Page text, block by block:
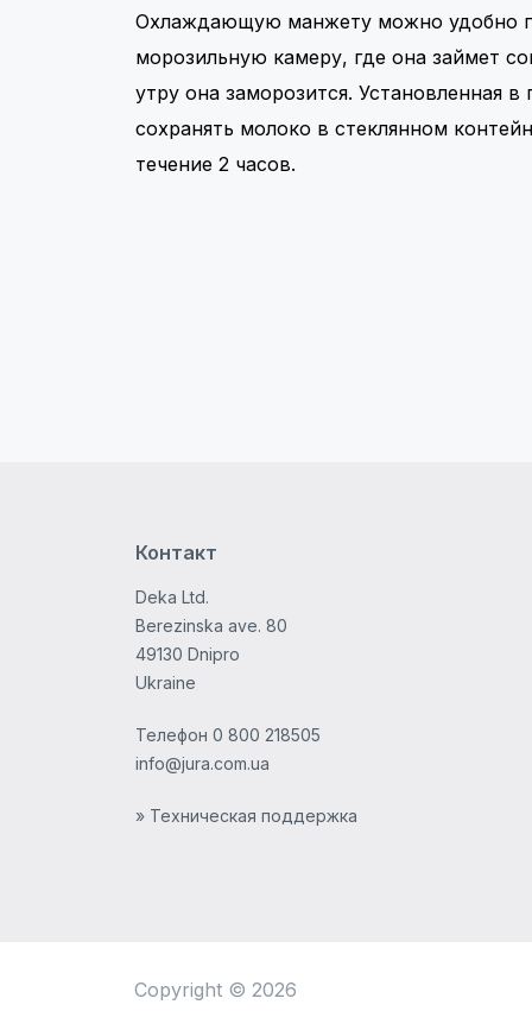
Охлаждающую манжету можно удобно
морозильную камеру, где она займет
утру она заморозится. Установленная в
сохранять молоко в стеклянном
течение 2 часов.
Контакт
Deka Ltd.
Berezinska ave. 80
49130 Dnipro
Ukraine
Телефон 0 800 218505
info@jura.com.ua
» Техническая поддержка
Copyright © 2026